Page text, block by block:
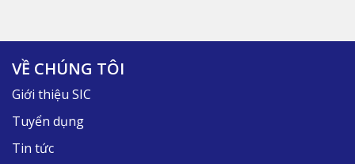
VỀ CHÚNG TÔI
Giới thiệu SIC
Tuyển dụng
Tin tức